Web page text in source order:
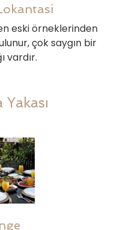
eski örneklerinden
çok saygın bir
vardır.